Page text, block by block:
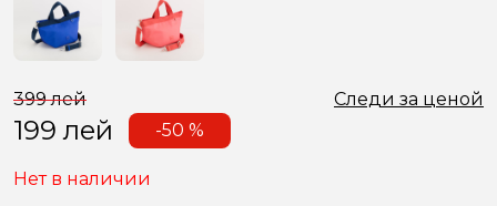
399 лей Следи за ценой
199лей -50 %
Нет в наличии